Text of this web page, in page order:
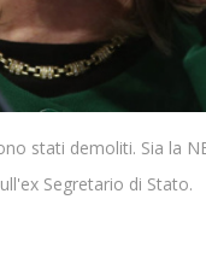
stati demoliti. Sia la
Segretario di Stato.